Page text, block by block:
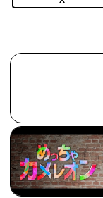
【FGO】コミ
勝負四・五番
【画像】福岡、
【FGO】スルト